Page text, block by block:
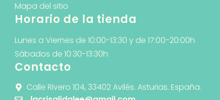
Mapa del sitio
Horario de la tienda
Lunes a Viernes de 10:00-13:30 y de 17:00-20:00h
Sábados de 10:30-13:30h
Contacto
Calle Rivero 104, 33402 Avilés. Asturias. España.